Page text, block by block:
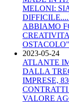
MELONI:
ABBIAMO
OSTACOLO"
2023-05-24
ATLANTE
DALLA
IMPRESE,
VALORE